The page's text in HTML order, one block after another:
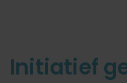
Initiatief